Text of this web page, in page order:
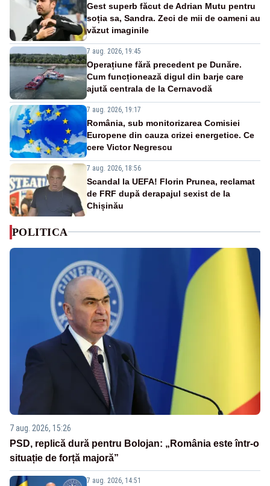
Gest superb făcut de Adrian Mutu pentru
soția sa, Sandra. Zeci de mii de oameni au
văzut imaginile
7 aug. 2026, 19:45
Operațiune fără precedent pe Dunăre.
Cum funcționează digul din barje care
ajută centrala de la Cernavodă
7 aug. 2026, 19:17
România, sub monitorizarea Comisiei
Europene din cauza crizei energetice. Ce
cere Victor Negrescu
7 aug. 2026, 18:56
Scandal la UEFA! Florin Prunea, reclamat
de FRF după derapajul sexist de la
Chișinău
POLITICA
7 aug. 2026, 15:26
PSD, replică dură pentru Bolojan: „România este într-o
situație de forță majoră”
7 aug. 2026, 14:51